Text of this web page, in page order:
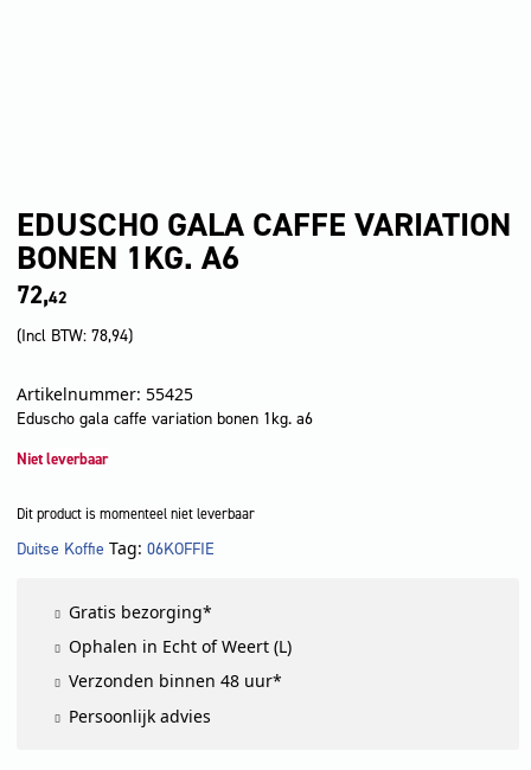
EDUSCHO GALA CAFFE VARIATION
BONEN 1KG. A6
72,42
(Incl BTW: 78,94)
Artikelnummer: 55425
Eduscho gala caffe variation bonen 1kg. a6
Niet leverbaar
Dit product is momenteel niet leverbaar
LET OP!
Duitse Koffie Tag: 06KOFFIE
Gratis bezorging*
Ophalen in Echt of Weert (L)
Verzonden binnen 48 uur*
Persoonlijk advies